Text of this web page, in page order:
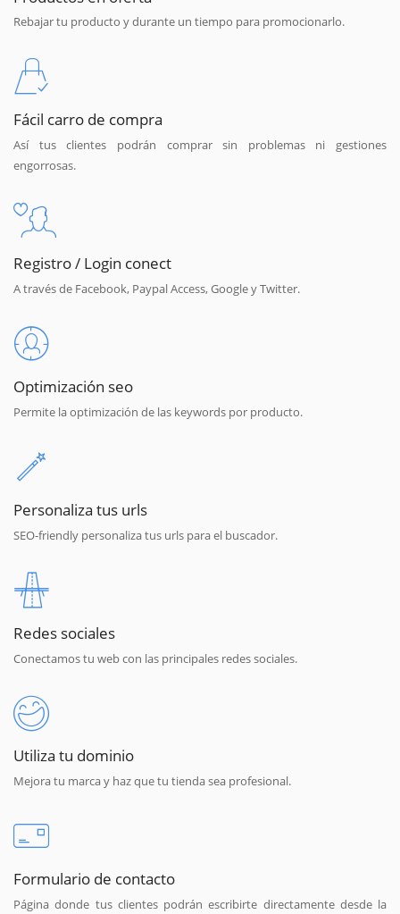
Rebajar tu producto y durante un tiempo para promocionarlo.
Fácil carro de compra
Así tus clientes podrán comprar sin problemas ni gestiones
engorrosas.
Registro / Login conect
A través de Facebook, Paypal Access, Google y Twitter.
Optimización seo
Permite la optimización de las keywords por producto.
Personaliza tus urls
SEO-friendly personaliza tus urls para el buscador.
Redes sociales
Conectamos tu web con las principales redes sociales.
Utiliza tu dominio
Mejora tu marca y haz que tu tienda sea profesional.
Formulario de contacto
Página donde tus clientes podrán escribirte directamente desde la